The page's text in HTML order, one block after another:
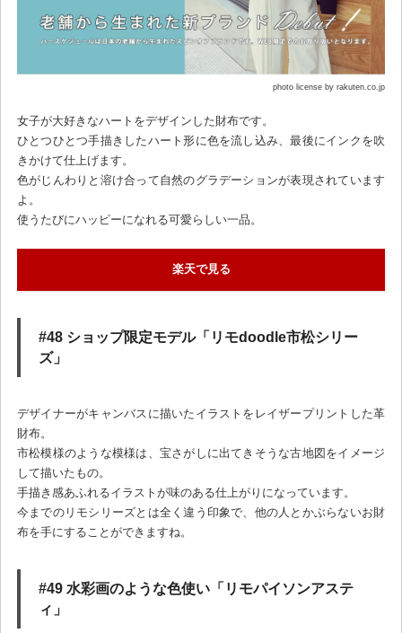
photo license by rakuten.co.jp
女子が大好きなハートをデザインした財布です。
ひとつひとつ手描きしたハート形に色を流し込み、最後にインクを吹
きかけて仕上げます。
色がじんわりと溶け合って自然のグラデーションが表現されています
よ。
使うたびにハッピーになれる可愛らしい一品。
楽天で見る
#48 ショップ限定モデル「リモdoodle市松シリー
ズ」
デザイナーがキャンバスに描いたイラストをレイザープリントした革
財布。
市松模様のような模様は、宝さがしに出てきそうな古地図をイメージ
して描いたもの。
手描き感あふれるイラストが味のある仕上がりになっています。
今までのリモシリーズとは全く違う印象で、他の人とかぶらないお財
布を手にすることができますね。
#49 水彩画のような色使い「リモパイソンアステ
ィ」